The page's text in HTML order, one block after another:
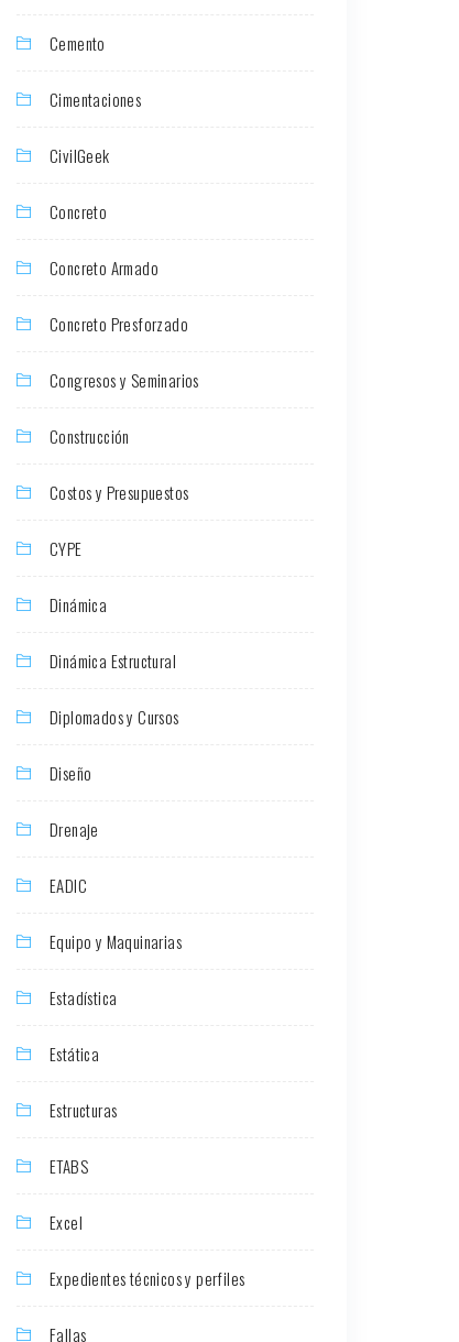
Cemento
Cimentaciones
CivilGeek
Concreto
Concreto Armado
Concreto Presforzado
Congresos y Seminarios
Construcción
Costos y Presupuestos
CYPE
Dinámica
Dinámica Estructural
Diplomados y Cursos
Diseño
Drenaje
EADIC
Equipo y Maquinarias
Estadística
Estática
Estructuras
ETABS
Excel
Expedientes técnicos y perfiles
Fallas